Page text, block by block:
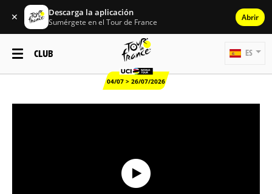
✕ Descarga la aplicación
Sumérgete en el Tour de France Abrir
CLUB
04/07 > 26/07/2026
ES